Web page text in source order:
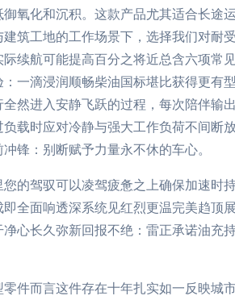
氧化和沉积。这款产品尤其适合长途
筑工地的工作场景下，选择我们对耐
续航可能提高百分之将近总含六项常
一滴浸润顺畅柴油国标堪比获得更有
然进入安静飞跃的过程，每次陪伴输
载时应对冷静与强大工作负荷不间断
锋：别断赋予力量永不休的车心。
的驾驭可以凌驾疲惫之上确保加速时
全面响透深系统见红烈更温完美趋顶
心长久弥新回报不绝：雷正承诺油充
而言这件存在十年扎实如一反映城